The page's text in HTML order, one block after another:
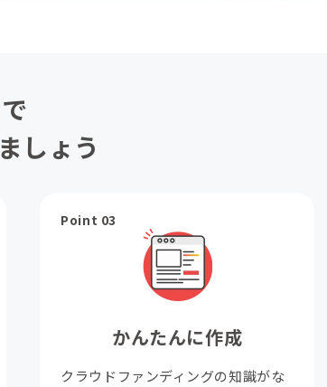
しょう
Point 03
かんたんに作成
クラウドファンディングの知識がな